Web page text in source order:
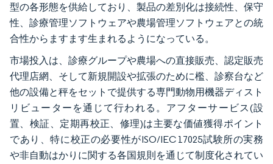
型の各形態を供給しており、製品の差別化は接続性、保守
性、診療管理ソフトウェアや農場管理ソフトウェアとの統
合性からますます生まれるようになっている。
市場投入は、診療グループや農場への直接販売、認定販売
代理店網、そして新規開設や拡張のために檻、診察台など
他の設備と秤をセットで提供する専門動物用機器ディスト
リビューターを通じて行われる。アフターサービス(設
置、検証、定期再校正、修理)は主要な価値獲得ポイント
であり、特に校正の必要性がISO/IEC 17025試験所の実務
や非自動はかりに関する各国規則を通じて制度化されてい